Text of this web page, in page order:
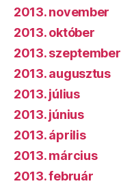
2013. november
2013. október
2013. szeptember
2013. augusztus
2013. július
2013. június
2013. április
2013. március
2013. február